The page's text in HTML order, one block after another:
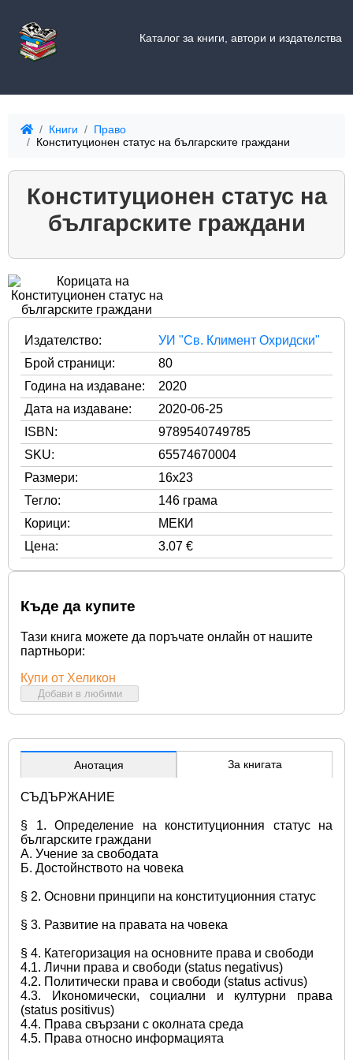
Каталог за книги, автори и издателства
Книги
Право
Конституционен статус на българските граждани
Конституционен статус на
българските граждани
Издателство:
УИ "Св. Климент Охридски"
Брой страници:
80
Година на издаване:
2020
Дата на издаване:
2020-06-25
ISBN:
9789540749785
SKU:
65574670004
Размери:
16x23
Тегло:
146 грама
Корици:
МЕКИ
Цена:
3.07 €
Къде да купите
Тази книга можете да поръчате онлайн от нашите
партньори:
Купи от Хеликон
Добави в любими
Анотация За книгата
СЪДЪРЖАНИЕ
§ 1. Определение на конституционния статус на
българските граждани
А. Учение за свободата
Б. Достойнството на човека
§ 2. Основни принципи на конституционния статус
§ 3. Развитие на правата на човека
§ 4. Категоризация на основните права и свободи
4.1. Лични права и свободи (status negativus)
4.2. Политически права и свободи (status activus)
4.3. Икономически, социални и културни права
(status positivus)
4.4. Права свързани с околната среда
4.5. Права относно информацията